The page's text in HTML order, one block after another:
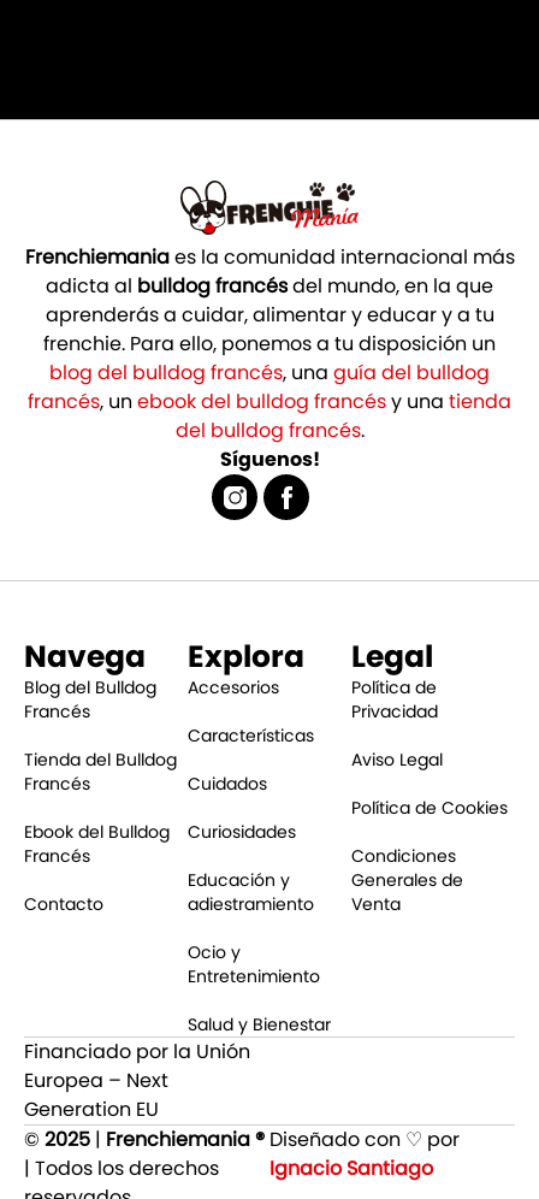
Frenchiemaniaes la comunidad internacional más
adicta al bulldog francésdel mundo, en la que
aprenderás a cuidar, alimentar y educar y a tu
frenchie. Para ello, ponemos a tu disposición un
blog del bulldog francés, una guía del bulldog
francés, unebook del bulldog francésy una tienda
del bulldog francés.
Síguenos!
Navega
Blog del Bulldog
Francés
Tienda del Bulldog
Francés
Ebook del Bulldog
Francés
Contacto
Explora
Accesorios
Características
Cuidados
Curiosidades
Educación y
adiestramiento
Ocio y
Entretenimiento
Salud y Bienestar
Legal
Política de
Privacidad
Aviso Legal
Política de Cookies
Condiciones
Generales de
Venta
Financiado por la Unión
Europea – Next
Generation EU
© 2025 | Frenchiemania ®
| Todos los derechos
Diseñado con ♡ por
Ignacio Santiago